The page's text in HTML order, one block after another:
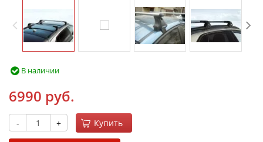
В наличии
6990 руб.
- + Купить